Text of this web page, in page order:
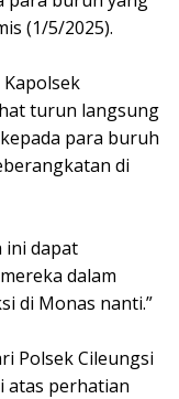
(1/5/2025).
turun langsung
para buruh
di
ini dapat
dalam
di Monas nanti.”
Polsek Cileungsi
atas perhatian